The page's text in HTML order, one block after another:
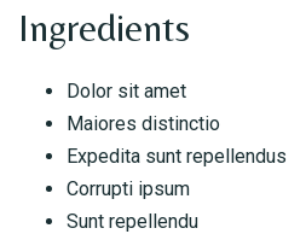
Ingredients
Dolor sit amet
Maiores distinctio
Expedita sunt repellendus
Corrupti ipsum
Sunt repellendu